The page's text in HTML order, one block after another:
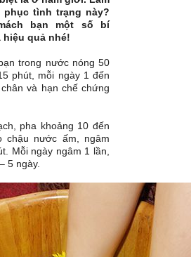
phục tình trạng này?
bạn một số bí
quả nhé!
trong nước nóng 50
phút, mỗi ngày 1 đến
và hạn chế chứng
pha khoảng 10 đến
chậu nước ấm, ngâm
Mỗi ngày ngâm 1 lần,
5 ngày.